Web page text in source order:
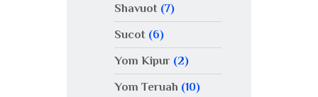
Shavuot (7)
Sucot (6)
Yom Kipur(2)
Yom Teruah (10)